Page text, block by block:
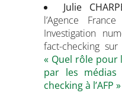
Julie
l’Agence
Investigation
fact-checking
« Quel rôle pour
par les médias
checking à l’AFP »